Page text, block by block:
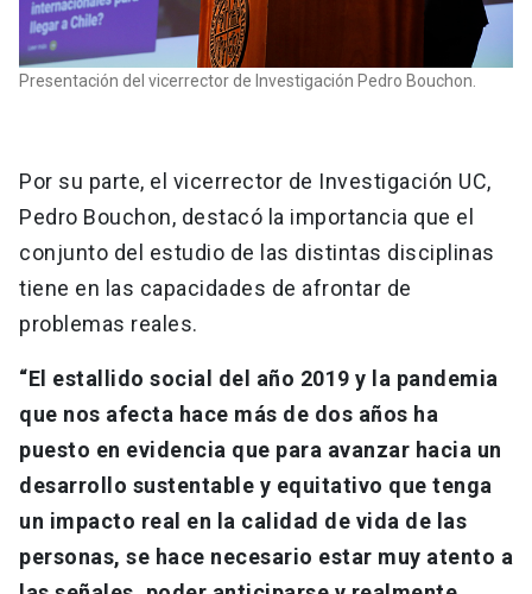
Presentación del vicerrector de Investigación Pedro Bouchon.
Por su parte, el vicerrector de Investigación UC,
Pedro Bouchon, destacó la importancia que el
conjunto del estudio de las distintas disciplinas
tiene en las capacidades de afrontar de
problemas reales.
“El estallido social del año 2019 y la pandemia
que nos afecta hace más de dos años ha
puesto en evidencia que para avanzar hacia un
desarrollo sustentable y equitativo que tenga
un impacto real en la calidad de vida de las
personas, se hace necesario estar muy atento a